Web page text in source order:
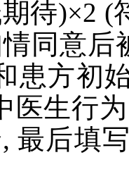
待)×2 (
同意后
患方初
医生行
最后填